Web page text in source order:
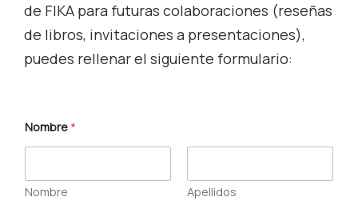
de FIKA para futuras colaboraciones (reseñas
de libros, invitaciones a presentaciones),
puedes rellenar el siguiente formulario:
Nombre *
Nombre Apellidos